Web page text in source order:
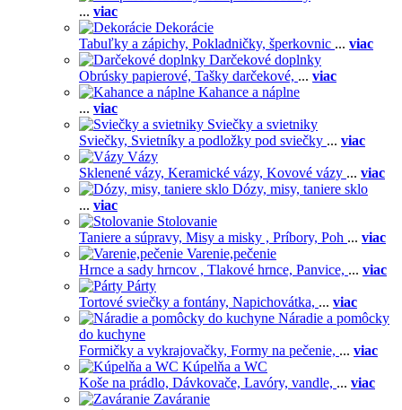
... viac
Dekorácie
Tabuľky a zápichy, Pokladničky, šperkovnic ... viac
Darčekové doplnky
Obrúsky papierové, Tašky darčekové, ... viac
Kahance a náplne
... viac
Sviečky a svietniky
Sviečky, Svietníky a podložky pod sviečky ... viac
Vázy
Sklenené vázy, Keramické vázy, Kovové vázy ... viac
Dózy, misy, taniere sklo
... viac
Stolovanie
Taniere a súpravy, Misy a misky , Príbory, Poh ... viac
Varenie,pečenie
Hrnce a sady hrncov , Tlakové hrnce, Panvice, ... viac
Párty
Tortové sviečky a fontány, Napichovátka, ... viac
Náradie a pomôcky
do kuchyne
Formičky a vykrajovačky, Formy na pečenie, ... viac
Kúpelňa a WC
Koše na prádlo, Dávkovače, Lavóry, vandle, ... viac
Zaváranie